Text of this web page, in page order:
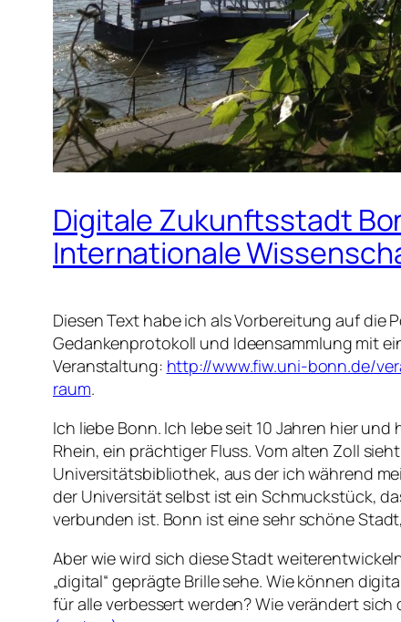
Digitale Zukunftsstadt
Internationale
Diesen Text habe ich als Vorbereitung auf die
Gedankenprotokoll und Ideensammlung mit
Veranstaltung: http://www.fiw.uni-bonn.de/
raum.
Ich liebe Bonn. Ich lebe seit 10 Jahren hier
Rhein, ein prächtiger Fluss. Vom alten Zoll
Universitätsbibliothek, aus der ich während
der Universität selbst ist ein Schmuckstück,
verbunden ist. Bonn ist eine sehr schöne
Aber wie wird sich diese Stadt
„digital“ geprägte Brille sehe. Wie können
für alle verbessert werden? Wie verändert